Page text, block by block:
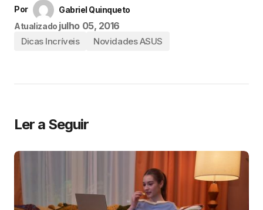
Por
Gabriel Quinqueto
Atualizado julho 05, 2016
Dicas Incríveis Novidades ASUS
Ler a Seguir